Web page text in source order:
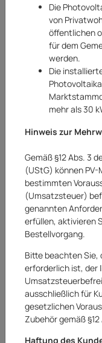
Marstek
Marstek
Speicher 2,24
Die
von
öffentlichen
für dem
werden.
Die
mehr als 30
Hinweis zur
Gemäß §12 Abs. 3
(UStG) können
bestimmten
(Umsatzsteuer)
genannten
erfüllen, aktivieren
Bestellvorgang.
Bitte beachten Sie,
erforderlich ist, der
ausschließlich für
gesetzlichen
Zubehör gemäß
Haftung des